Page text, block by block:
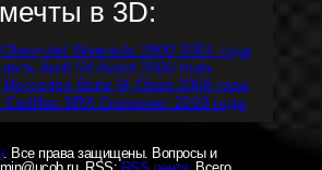
мечты в 3D:
. Все права защищены. Вопросы и